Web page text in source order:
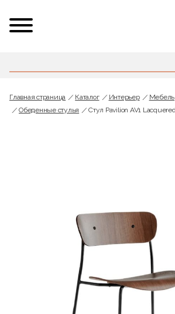
Главная страница Каталог Интерьер Мебель
Обеденные стулья
Стул Pavilion AV1